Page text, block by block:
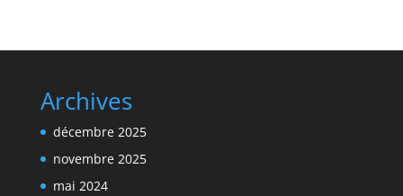
Archives
décembre 2025
novembre 2025
mai 2024